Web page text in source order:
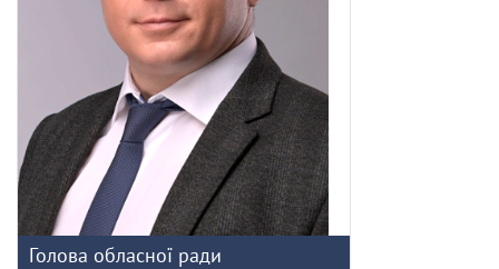
Голова обласної ради